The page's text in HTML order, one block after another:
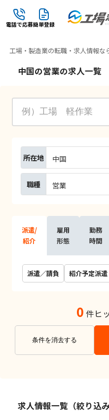
電話で応募簡単登録
工場・製造業の転職・求人情報な
中国の営業の求人一覧
所在地 中国
職種 営業
派遣/
紹介
雇用
形態
勤務
時間
派遣／請負 紹介予定派遣
0 件ヒ
条件を消去する
求人情報一覧（絞り込み